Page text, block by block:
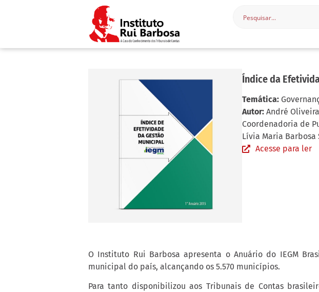
Índice da
Temática:
Autor: André Oliveira
Coordenadoria de
Lívia Maria Barbosa
Acesse para ler
O Instituto Rui Barbosa apresenta o Anuário do IEGM
municipal do país, alcançando os 5.570 municípios.
Para tanto disponibilizou aos Tribunais de Contas